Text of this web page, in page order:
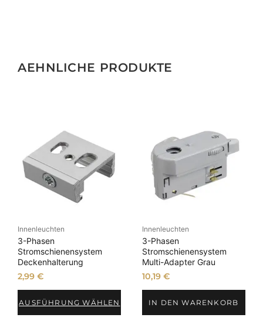
AEHNLICHE PRODUKTE
Innenleuchten
3-Phasen
Stromschienensystem
Deckenhalterung
2,99€
AUSFÜHRUNG WÄHLEN
Innenleuchten
3-Phasen
Stromschienensystem
Multi-Adapter Grau
10,19 €
IN DEN WARENKORB